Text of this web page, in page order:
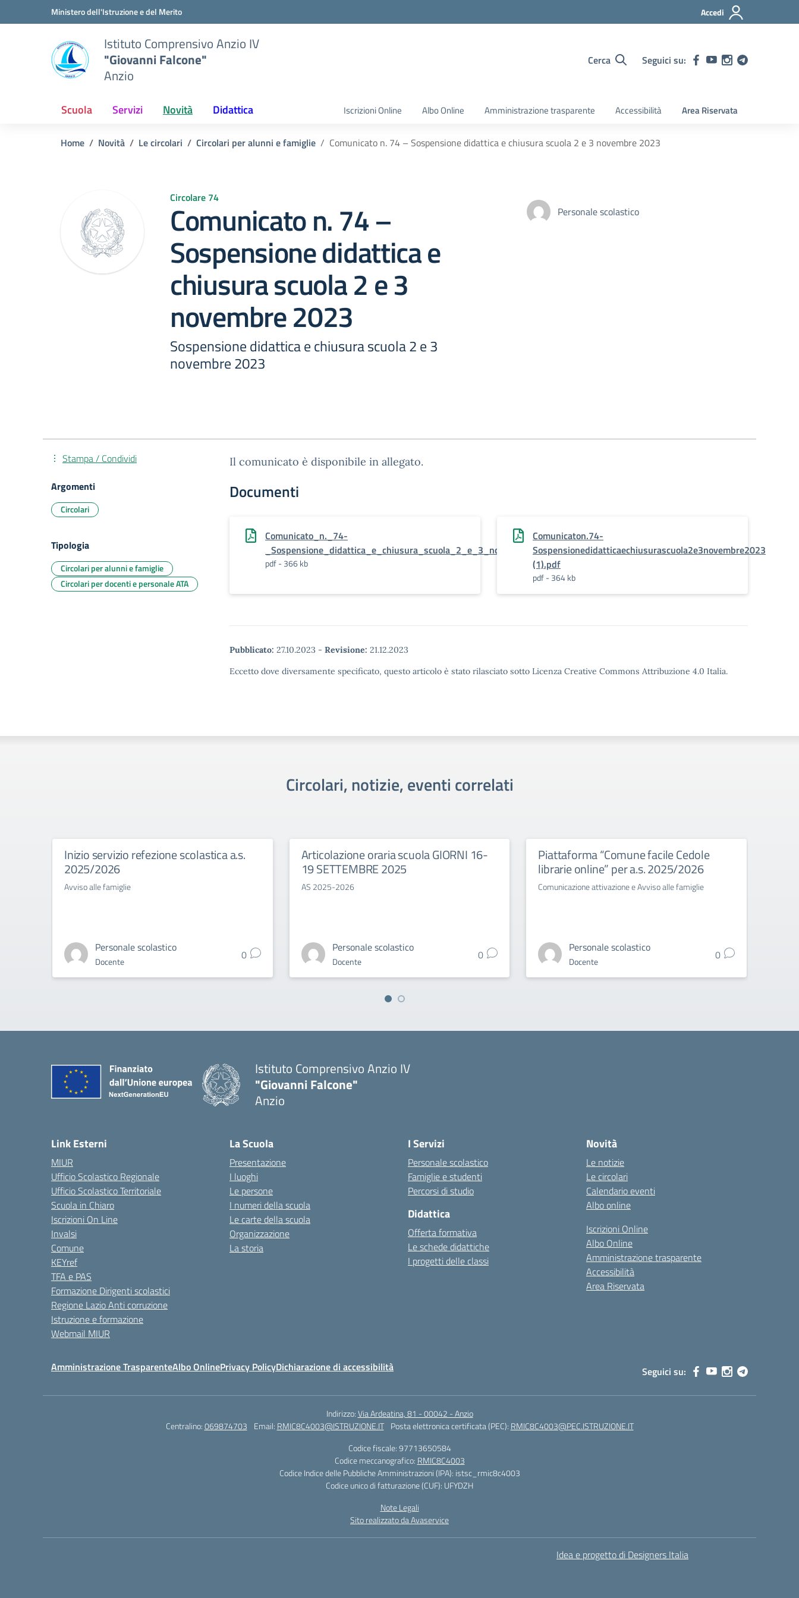
Vai ai contenuti
Vai al menu di navigazioneMinistero dell'Istruzione e del Merito Accedi
Istituto Comprensivo Anzio IV
"Giovanni Falcone"
Anzio
Cerca Seguici su:
Scuola Servizi Novità Didattica Iscrizioni Online Albo Online Amministrazione trasparente Accessibilità Area Riservata
Home Novità Le circolari Circolari per alunni e famiglie Comunicato n. 74 – Sospensione didattica e chiusura scuola 2 e 3 novembre 2023
Circolare 74
Comunicato n. 74 –
Sospensione didattica e
chiusura scuola 2 e 3
novembre 2023
Sospensione didattica e chiusura scuola 2 e 3
novembre 2023
Personale scolastico
Il comunicato è disponibile in allegato.
Documenti
Comunicato_n._74-
_Sospensione_didattica_e_chiusura_scuola_2_e_3_novembre_20~.pdf
pdf - 366 kb
Comunicaton.74-
Sospensionedidatticaechiusurascuola2e3novembre2023
(1).pdf
pdf - 364 kb
Pubblicato: 27.10.2023 - Revisione: 21.12.2023
Eccetto dove diversamente specificato, questo articolo è stato rilasciato sotto Licenza Creative Commons Attribuzione 4.0 Italia.
Stampa / Condividi
Argomenti
Circolari
Tipologia
Circolari per alunni e famiglie
Circolari per docenti e personale ATA
Circolari, notizie, eventi correlati
Inizio servizio refezione scolastica a.s.
2025/2026
Avviso alle famiglie
Personale scolastico
Docente 0
Articolazione oraria scuola GIORNI 16-
19 SETTEMBRE 2025
AS 2025-2026
Personale scolastico
Docente 0
Piattaforma “Comune facile Cedole
librarie online” per a.s. 2025/2026
Comunicazione attivazione e Avviso alle famiglie
Personale scolastico
Docente 0
Istituto Comprensivo Anzio IV
"Giovanni Falcone"
Anzio
Link Esterni
MIUR
Ufficio Scolastico Regionale
Ufficio Scolastico Territoriale
Scuola in Chiaro
Iscrizioni On Line
Invalsi
Comune
KEYref
TFA e PAS
Formazione Dirigenti scolastici
Regione Lazio Anti corruzione
Istruzione e formazione
Webmail MIUR
La Scuola
Presentazione
I luoghi
Le persone
I numeri della scuola
Le carte della scuola
Organizzazione
La storia
I Servizi
Personale scolastico
Famiglie e studenti
Percorsi di studio
Didattica
Offerta formativa
Le schede didattiche
I progetti delle classi
Novità
Le notizie
Le circolari
Calendario eventi
Albo online
Iscrizioni Online
Albo Online
Amministrazione trasparente
Accessibilità
Area Riservata
Amministrazione TrasparenteAlbo OnlinePrivacy PolicyDichiarazione di accessibilità Seguici su:
Indirizzo:Via Ardeatina, 81 - 00042 - Anzio
Centralino:069874703 Email: RMIC8C4003@ISTRUZIONE.IT Posta elettronica certificata (PEC): RMIC8C4003@PEC.ISTRUZIONE.IT
Codice fiscale: 97713650584
Codice meccanografico: RMIC8C4003
Codice Indice delle Pubbliche Amministrazioni (IPA): istsc_rmic8c4003
Codice unico di fatturazione (CUF): UFYDZH
Note Legali
Sito realizzato da Avaservice
Idea e progetto di Designers Italia